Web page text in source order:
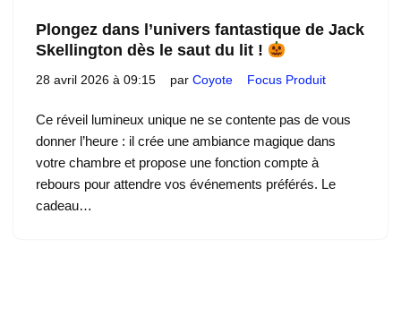
Plongez dans l’univers fantastique de Jack
Skellington dès le saut du lit !
28 avril 2026 à 09:15 par Coyote Focus Produit
Ce réveil lumineux unique ne se contente pas de vous
donner l’heure : il crée une ambiance magique dans
votre chambre et propose une fonction compte à
rebours pour attendre vos événements préférés. Le
cadeau…